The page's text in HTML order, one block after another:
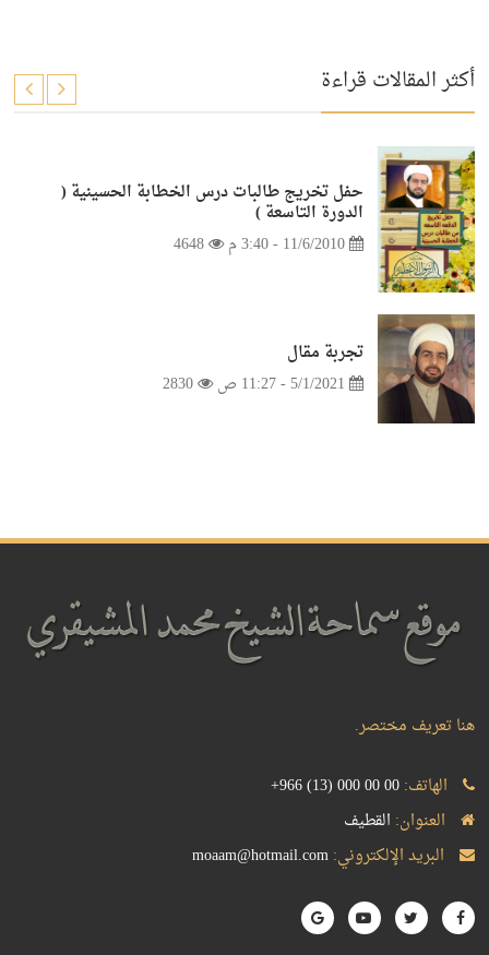
أكثر المقالات قراءة
حفل تخريج طالبات درس الخطابة الحسينية (
الدورة التاسعة )
11/6/2010 - 3:40 م
4648
تجربة مقال
2830
هنا تعريف مختصر.
الهاتف:+966 (13) 000 00 00
العنوان: القطيف
البريد الإلكتروني:moaam@hotmail.com